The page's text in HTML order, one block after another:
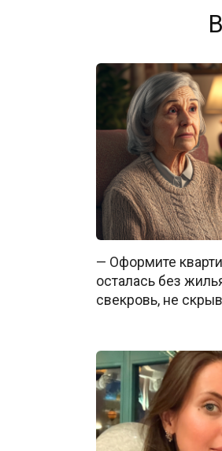
— Оформите
осталась без
свекровь, не